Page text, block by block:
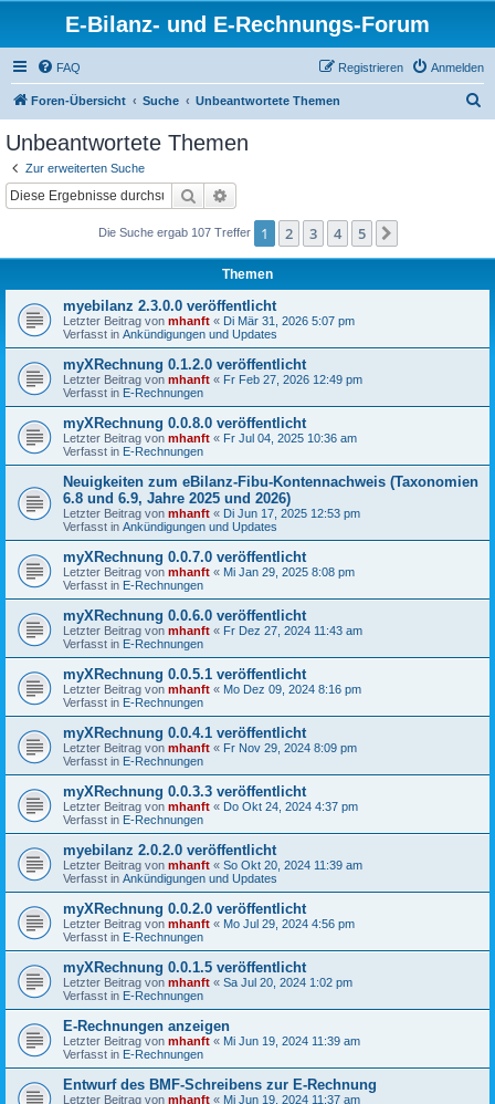
E-Bilanz- und E-Rechnungs-Forum
FAQ Anmelden
Registrieren
Foren-Übersicht Suche Unbeantwortete Themen
Unbeantwortete Themen
Zur erweiterten Suche
Suche
Die Suche ergab 107 Treffer 1 2 3 4 5
Themen
myebilanz 2.3.0.0 veröffentlicht
Letzter Beitrag von mhanft « Di Mär 31, 2026 5:07 pm
Verfasst in Ankündigungen und Updates
myXRechnung 0.1.2.0 veröffentlicht
Letzter Beitrag von mhanft « Fr Feb 27, 2026 12:49 pm
Verfasst in E-Rechnungen
myXRechnung 0.0.8.0 veröffentlicht
Letzter Beitrag von mhanft « Fr Jul 04, 2025 10:36 am
Verfasst in E-Rechnungen
Neuigkeiten zum eBilanz-Fibu-Kontennachweis (Taxonomien
6.8 und 6.9, Jahre 2025 und 2026)
Letzter Beitrag von mhanft « Di Jun 17, 2025 12:53 pm
Verfasst in Ankündigungen und Updates
myXRechnung 0.0.7.0 veröffentlicht
Letzter Beitrag von mhanft « Mi Jan 29, 2025 8:08 pm
Verfasst in E-Rechnungen
myXRechnung 0.0.6.0 veröffentlicht
Letzter Beitrag von mhanft « Fr Dez 27, 2024 11:43 am
Verfasst in E-Rechnungen
myXRechnung 0.0.5.1 veröffentlicht
Letzter Beitrag von mhanft « Mo Dez 09, 2024 8:16 pm
Verfasst in E-Rechnungen
myXRechnung 0.0.4.1 veröffentlicht
Letzter Beitrag von mhanft « Fr Nov 29, 2024 8:09 pm
Verfasst in E-Rechnungen
myXRechnung 0.0.3.3 veröffentlicht
Letzter Beitrag von mhanft « Do Okt 24, 2024 4:37 pm
Verfasst in E-Rechnungen
myebilanz 2.0.2.0 veröffentlicht
Letzter Beitrag von mhanft « So Okt 20, 2024 11:39 am
Verfasst in Ankündigungen und Updates
myXRechnung 0.0.2.0 veröffentlicht
Letzter Beitrag von mhanft « Mo Jul 29, 2024 4:56 pm
Verfasst in E-Rechnungen
myXRechnung 0.0.1.5 veröffentlicht
Letzter Beitrag von mhanft « Sa Jul 20, 2024 1:02 pm
Verfasst in E-Rechnungen
E-Rechnungen anzeigen
Letzter Beitrag von mhanft « Mi Jun 19, 2024 11:39 am
Verfasst in E-Rechnungen
Entwurf des BMF-Schreibens zur E-Rechnung
Letzter Beitrag von mhanft « Mi Jun 19, 2024 11:37 am